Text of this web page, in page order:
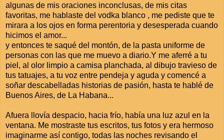
algunas de mis oraciones inconclusas, de mis citas
favoritas, me hablaste del vodka blanco , me pediste que te
mirara a los ojos en forma perentoria y desesperada cuando
hicimos el amor...
y entonces te saqué del montón, de la pasta uniforme de
personas con las que me muevo a diario.Y me aferré a tu
piel, al olor limpio a camisa planchada, al dibujo travieso de
tus tatuajes, a tu voz entre pendeja y aguda y comencé a
soñar descabelladas historias de pasión, hasta te hablé de
Buenos Aires, de La Habana...
Afuera llovía despacio, hacia frío, había una luz azul en la
ventana. Me mostraste tus escritos, tus fotos y era hermoso
imaginarme así contigo, todas las noches revisando el